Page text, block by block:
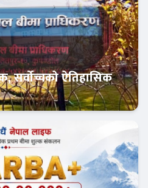
सर्वोच्चको ऐतिहासिक